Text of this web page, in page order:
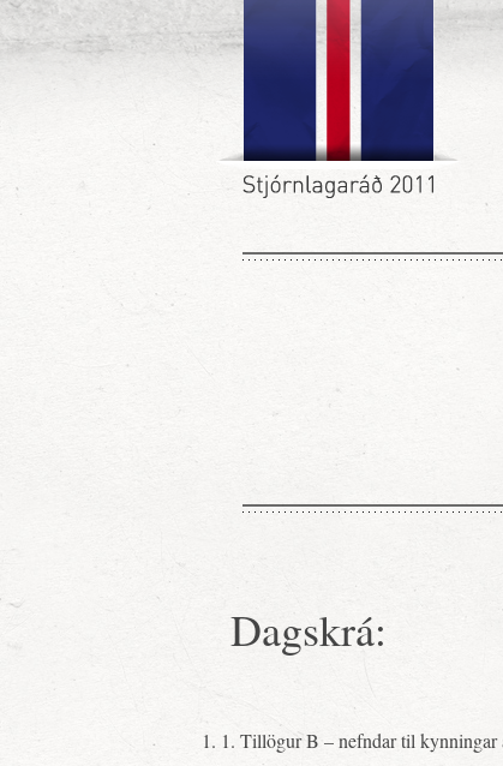
Dagskrá:
1. 1. Tillögur B – nefndar til kynningar